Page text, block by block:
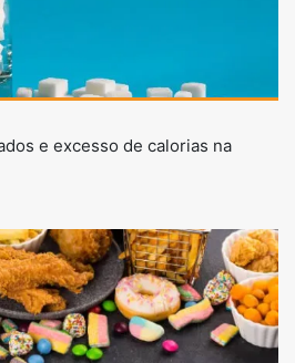
e excesso de calorias na